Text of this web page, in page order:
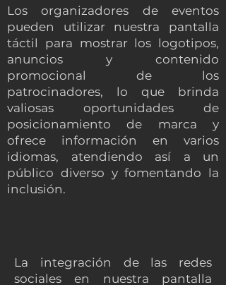
Los organizadores de eventos
pueden utilizar nuestra pantalla
táctil para mostrar los logotipos,
anuncios y contenido
promocional de los
patrocinadores, lo que brinda
valiosas oportunidades de
posicionamiento de marca y
ofrece información en varios
idiomas, atendiendo así a un
público diverso y fomentando la
inclusión.
La integración de las redes
sociales en nuestra pantalla